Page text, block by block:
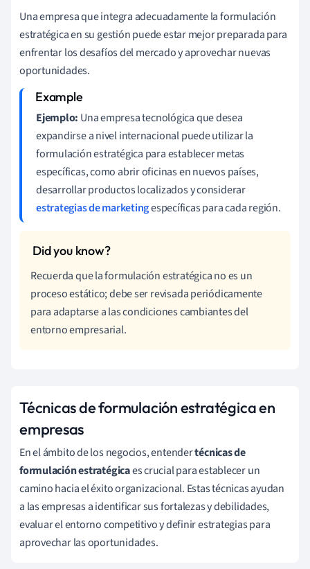
Una empresa que integra adecuadamente la formulación
estratégica en su gestión puede estar mejor preparada para
enfrentar los desafíos del mercado y aprovechar nuevas
oportunidades.
Ejemplo: Una empresa tecnológica que desea
expandirse a nivel internacional puede utilizar la
formulación estratégica para establecer metas
específicas, como abrir oficinas en nuevos países,
desarrollar productos localizados y considerar
estrategias de marketingespecíficas para cada región.
Recuerda que la formulación estratégica no es un
proceso estático; debe ser revisada periódicamente
para adaptarse a las condiciones cambiantes del
entorno empresarial.
Técnicas de formulación estratégica en
empresas
En el ámbito de los negocios, entendertécnicas de
formulación estratégicaes crucial para establecer un
camino hacia el éxito organizacional. Estas técnicas ayudan
a las empresas a identificar sus fortalezas y debilidades,
evaluar el entorno competitivo y definir estrategias para
aprovechar las oportunidades.